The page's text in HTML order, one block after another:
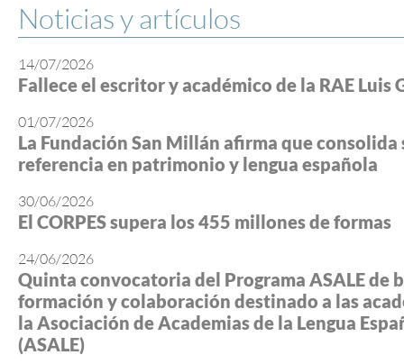
Noticias y artículos
14/07/2026
Fallece el escritor y académico de la RAE Luis
01/07/2026
La Fundación San Millán afirma que consolida
referencia en patrimonio y lengua española
30/06/2026
El CORPES supera los 455 millones de formas
24/06/2026
Quinta convocatoria del Programa ASALE de
formación y colaboración destinado a las
la Asociación de Academias de la Lengua
(ASALE)